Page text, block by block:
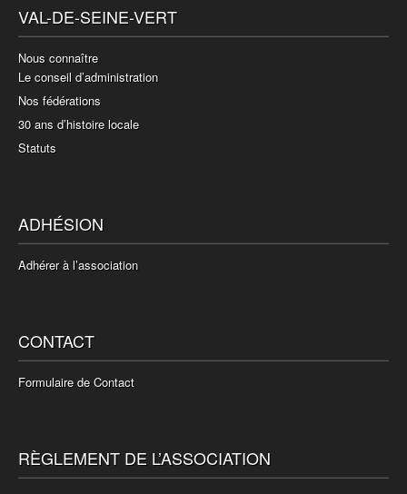
VAL-DE-SEINE-VERT
Nous connaître
Le conseil d’administration
Nos fédérations
30 ans d’histoire locale
Statuts
ADHÉSION
Adhérer à l’association
CONTACT
Formulaire de Contact
RÈGLEMENT DE L’ASSOCIATION